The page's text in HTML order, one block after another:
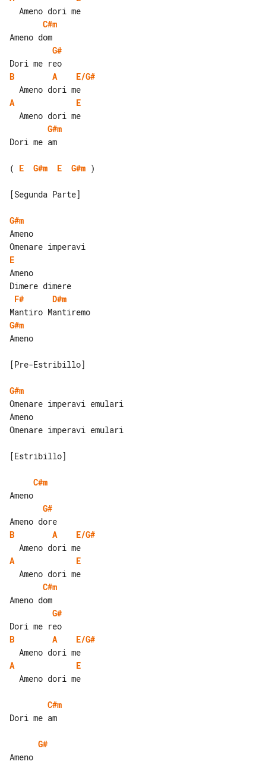
C#m
G#
B
A
E/G#
A
E
G#m
Dori me am
( E G#m E G#m )
[Segunda Parte]
G#m
Ameno
E
Ameno
F#
D#m
G#m
Ameno
[Pre-Estribillo]
G#m
Omenare imperavi emulari
Ameno
Omenare imperavi emulari
[Estribillo]
C#m
G#
B
A
E/G#
A
E
C#m
G#
B
A
E/G#
A
E
C#m
Dori me am
G#
Ameno